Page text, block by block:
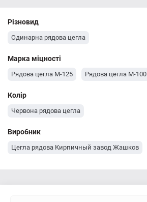
Різновид
Одинарна рядова цегла
Марка міцності
Рядова цегла М-125 Рядова цегла М-100
Колір
Червона рядова цегла
Виробник
Цегла рядова Кирпичный завод Жашков